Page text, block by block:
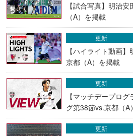
【試合写真】明治
（A）を掲載
【ハイライト動画
京都（A）を掲載
更新
【マッチデープロ
グ第38節vs.京都（A
更新
更新